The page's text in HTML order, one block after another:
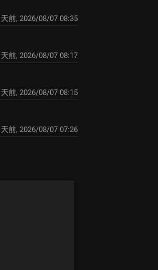
天前, 2026/08/07 08:35
天前, 2026/08/07 08:17
天前, 2026/08/07 08:15
天前, 2026/08/07 07:26